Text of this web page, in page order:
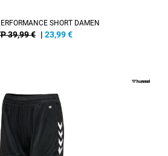
SHORT DAMEN
39,99 € | 23,99€